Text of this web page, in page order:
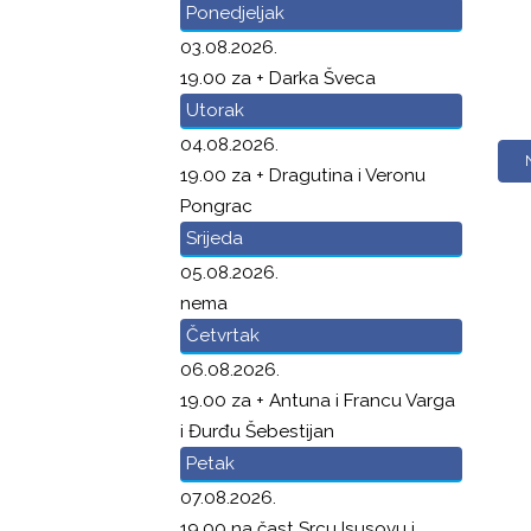
Ponedjeljak
03.08.2026.
19.00 za + Darka Šveca
Utorak
04.08.2026.
19.00 za + Dragutina i Veronu
Pongrac
Srijeda
05.08.2026.
nema
Četvrtak
06.08.2026.
19.00 za + Antuna i Francu Varga
i Đurđu Šebestijan
Petak
07.08.2026.